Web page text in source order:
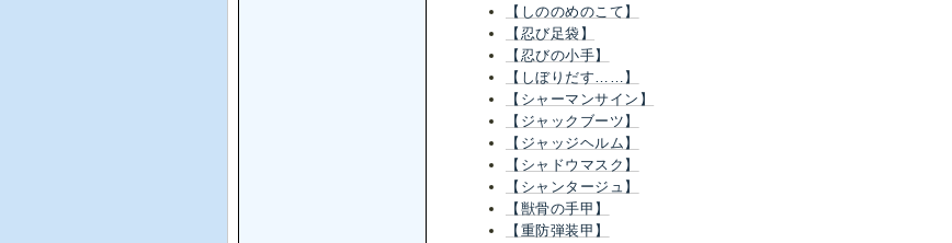
【しののめのこて】
【忍び足袋】
【忍びの小手】
【しぼりだす……】
【シャーマンサイン】
【ジャックブーツ】
【ジャッジヘルム】
【シャドウマスク】
【シャンタージュ】
【獣骨の手甲】
【重防弾装甲】